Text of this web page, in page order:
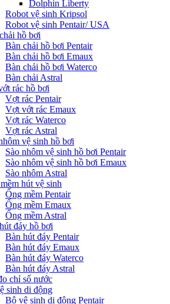
Dolphin Liberty
Robot vệ sinh Kripsol
Robot vệ sinh Pentair/ USA
hồ bơi
Bàn chải hồ bơi Pentair
Bàn chải hồ bơi Emaux
Bàn chải hồ bơi Waterco
Bàn chải Astral
rác hồ bơi
Vợt rác Pentair
Vợt vớt rác Emaux
Vợt rác Waterco
Vợt rác Astral
vệ sinh hồ bơi
Sào nhôm vệ sinh hồ bơi Pentair
Sào nhôm vệ sinh hồ bơi Emaux
Sào nhôm Astral
hút vệ sinh
Ống mềm Pentair
Ống mềm Emaux
Ống mềm Astral
đáy hồ bơi
Bàn hút đáy Pentair
Bàn hút đáy Emaux
Bàn hút đáy Waterco
Bàn hút đáy Astral
chỉ số nước
sinh di động
Bộ vệ sinh di động Pentair